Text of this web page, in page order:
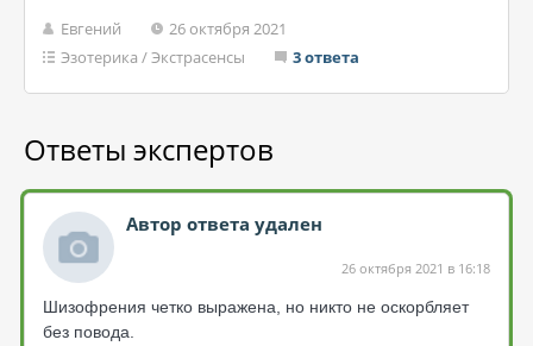
Евгений
26 октября 2021
Эзотерика /Экстрасенсы 3 ответа
Ответы экспертов
Автор ответа удален
26 октября 2021 в 16:18
Шизофрения четко выражена, но никто не оскорбляет
без повода.